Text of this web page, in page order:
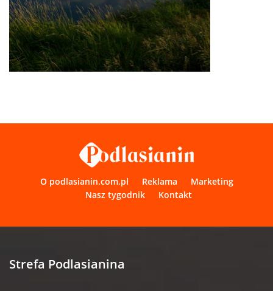
O podlasianin.com.pl Reklama
Marketing
Nasz tygodnik
Kontakt
Strefa Podlasianina